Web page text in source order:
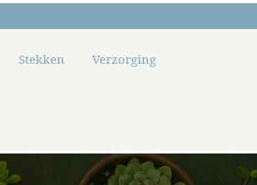
Stekken Verzorging